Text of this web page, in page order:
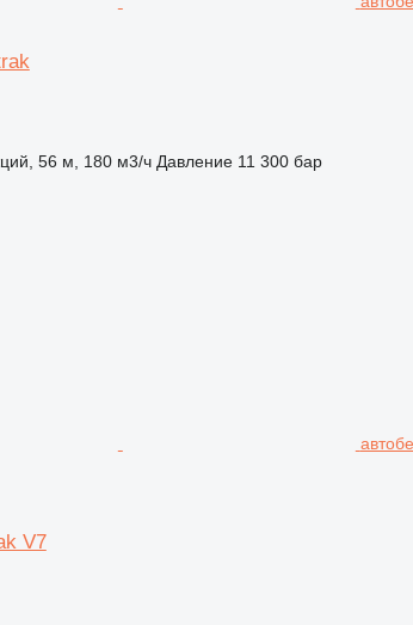
56 м, 180 м3/ч Давление 11 300 бар
V7